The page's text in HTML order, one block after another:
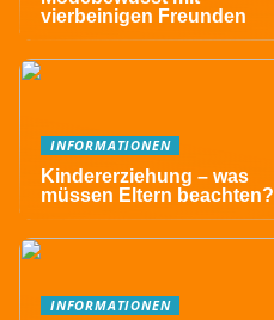
vierbeinigen Freunden
INFORMATIONEN
Kindererziehung – was
müssen Eltern beachten?
INFORMATIONEN